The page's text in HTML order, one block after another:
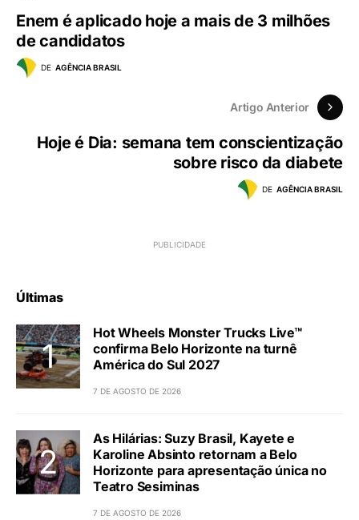
Enem é aplicado hoje a mais de 3 milhões
de candidatos
DE AGÊNCIA BRASIL
Artigo Anterior
Hoje é Dia: semana tem conscientização
sobre risco da diabete
DE AGÊNCIA BRASIL
Últimas
Hot Wheels Monster Trucks Live™
confirma Belo Horizonte na turnê
América do Sul 2027
7 DE AGOSTO DE 2026
As Hilárias: Suzy Brasil, Kayete e
Karoline Absinto retornam a Belo
Horizonte para apresentação única no
Teatro Sesiminas
7 DE AGOSTO DE 2026